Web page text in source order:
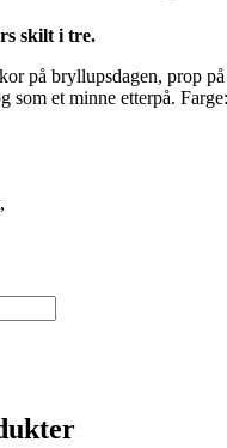
skilt i tre.
på bryllupsdagen, prop på
som et minne etterpå.